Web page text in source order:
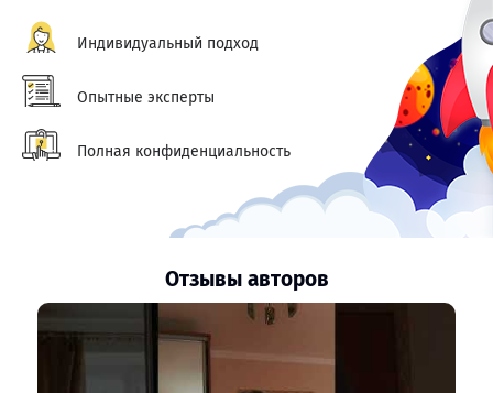
Индивидуальный подход
Опытные эксперты
Полная конфиденциальность
Отзывы авторов